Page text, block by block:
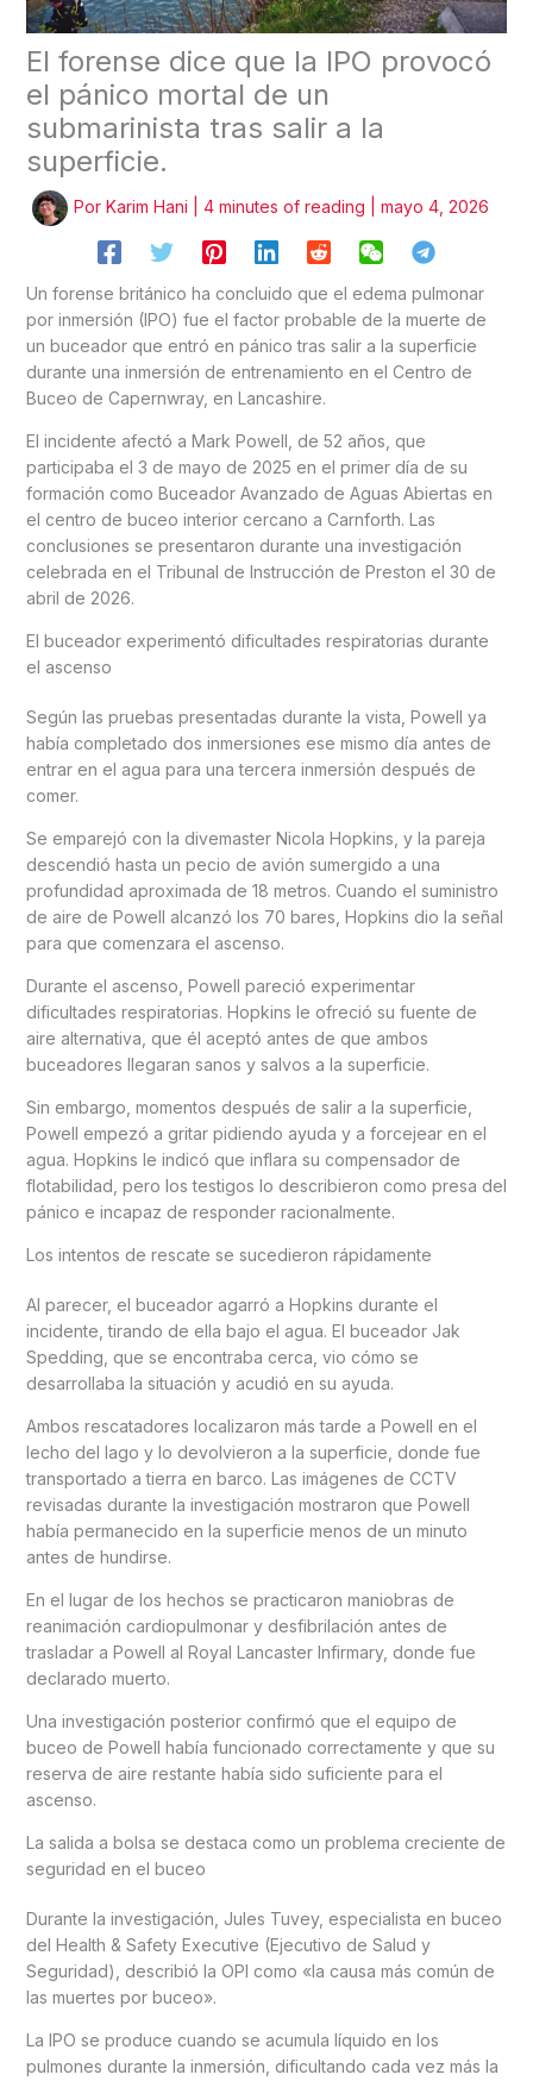
El forense dice que la IPO provocó
el pánico mortal de un
submarinista tras salir a la
superficie.
Por Karim Hani 4 minutes of reading mayo 4, 2026
Un forense británico ha concluido que el edema pulmonar
por inmersión (IPO) fue el factor probable de la muerte de
un buceador que entró en pánico tras salir a la superficie
durante una inmersión de entrenamiento en el Centro de
Buceo de Capernwray, en Lancashire.
El incidente afectó a Mark Powell, de 52 años, que
participaba el 3 de mayo de 2025 en el primer día de su
formación como Buceador Avanzado de Aguas Abiertas en
el centro de buceo interior cercano a Carnforth. Las
conclusiones se presentaron durante una investigación
celebrada en el Tribunal de Instrucción de Preston el 30 de
abril de 2026.
El buceador experimentó dificultades respiratorias durante
el ascenso
Según las pruebas presentadas durante la vista, Powell ya
había completado dos inmersiones ese mismo día antes de
entrar en el agua para una tercera inmersión después de
comer.
Se emparejó con la divemaster Nicola Hopkins, y la pareja
descendió hasta un pecio de avión sumergido a una
profundidad aproximada de 18 metros. Cuando el suministro
de aire de Powell alcanzó los 70 bares, Hopkins dio la señal
para que comenzara el ascenso.
Durante el ascenso, Powell pareció experimentar
dificultades respiratorias. Hopkins le ofreció su fuente de
aire alternativa, que él aceptó antes de que ambos
buceadores llegaran sanos y salvos a la superficie.
Sin embargo, momentos después de salir a la superficie,
Powell empezó a gritar pidiendo ayuda y a forcejear en el
agua. Hopkins le indicó que inflara su compensador de
flotabilidad, pero los testigos lo describieron como presa del
pánico e incapaz de responder racionalmente.
Los intentos de rescate se sucedieron rápidamente
Al parecer, el buceador agarró a Hopkins durante el
incidente, tirando de ella bajo el agua. El buceador Jak
Spedding, que se encontraba cerca, vio cómo se
desarrollaba la situación y acudió en su ayuda.
Ambos rescatadores localizaron más tarde a Powell en el
lecho del lago y lo devolvieron a la superficie, donde fue
transportado a tierra en barco. Las imágenes de CCTV
revisadas durante la investigación mostraron que Powell
había permanecido en la superficie menos de un minuto
antes de hundirse.
En el lugar de los hechos se practicaron maniobras de
reanimación cardiopulmonar y desfibrilación antes de
trasladar a Powell al Royal Lancaster Infirmary, donde fue
declarado muerto.
Una investigación posterior confirmó que el equipo de
buceo de Powell había funcionado correctamente y que su
reserva de aire restante había sido suficiente para el
ascenso.
La salida a bolsa se destaca como un problema creciente de
seguridad en el buceo
Durante la investigación, Jules Tuvey, especialista en buceo
del Health & Safety Executive (Ejecutivo de Salud y
Seguridad), describió la OPI como «la causa más común de
las muertes por buceo».
La IPO se produce cuando se acumula líquido en los
pulmones durante la inmersión, dificultando cada vez más la